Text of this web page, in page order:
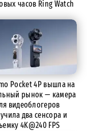
часов Ring Watch
Pocket 4P вышла на
рынок — камера
видеоблогеров
два сенсора и
4K@240 FPS